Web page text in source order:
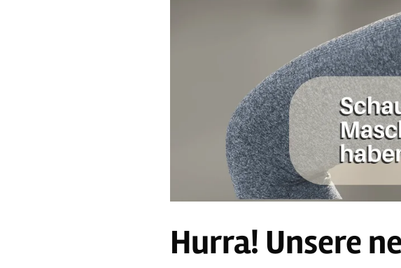
Hurra! Unsere